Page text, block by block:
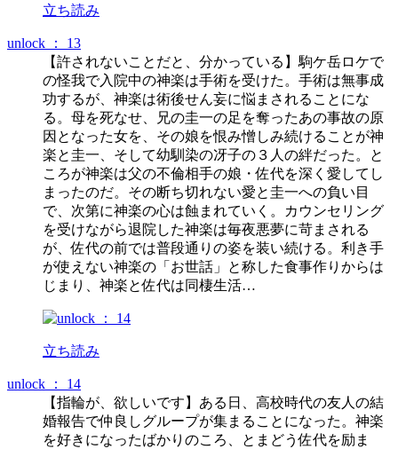
立ち読み
unlock ： 13
【許されないことだと、分かっている】駒ケ岳ロケで
の怪我で入院中の神楽は手術を受けた。手術は無事成
功するが、神楽は術後せん妄に悩まされることにな
る。母を死なせ、兄の圭一の足を奪ったあの事故の原
因となった女を、その娘を恨み憎しみ続けることが神
楽と圭一、そして幼馴染の冴子の３人の絆だった。と
ころが神楽は父の不倫相手の娘・佐代を深く愛してし
まったのだ。その断ち切れない愛と圭一への負い目
で、次第に神楽の心は蝕まれていく。カウンセリング
を受けながら退院した神楽は毎夜悪夢に苛まされる
が、佐代の前では普段通りの姿を装い続ける。利き手
が使えない神楽の「お世話」と称した食事作りからは
じまり、神楽と佐代は同棲生活…
立ち読み
unlock ： 14
【指輪が、欲しいです】ある日、高校時代の友人の結
婚報告で仲良しグループが集まることになった。神楽
を好きになったばかりのころ、とまどう佐代を励ま